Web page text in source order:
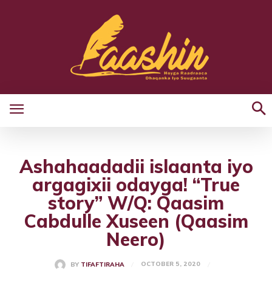
Ashahaadadii islaanta iyo
argagixii odayga! “True
story” W/Q: Qaasim
Cabdulle Xuseen (Qaasim
Neero)
BY TIFAFTIRAHA OCTOBER 5, 2020